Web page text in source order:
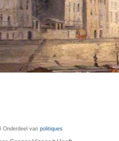
Onderdeel van politiques